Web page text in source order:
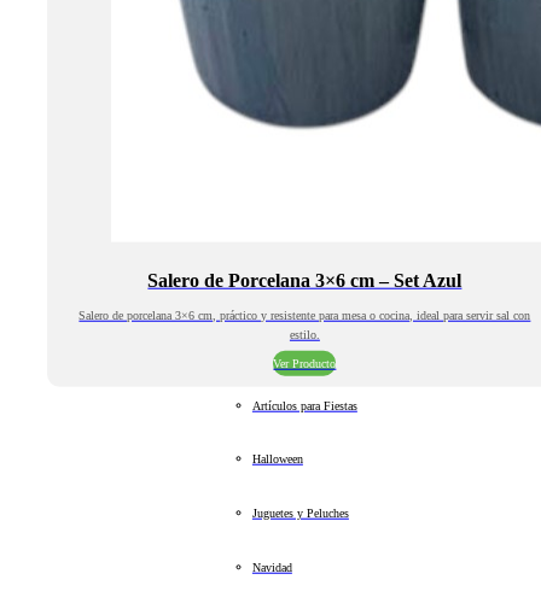
Salero de Porcelana 3×6 cm – Set Azul
Salero de porcelana 3×6 cm, práctico y resistente para mesa o cocina, ideal para servir sal con
estilo.
Ver Producto
Artículos para Fiestas
Halloween
Juguetes y Peluches
Navidad